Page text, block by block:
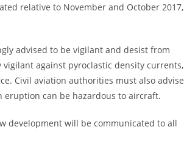
relative to November and October 2017,
advised to be vigilant and desist from
against pyroclastic density currents,
Civil aviation authorities must also advise
eruption can be hazardous to aircraft.
development will be communicated to all